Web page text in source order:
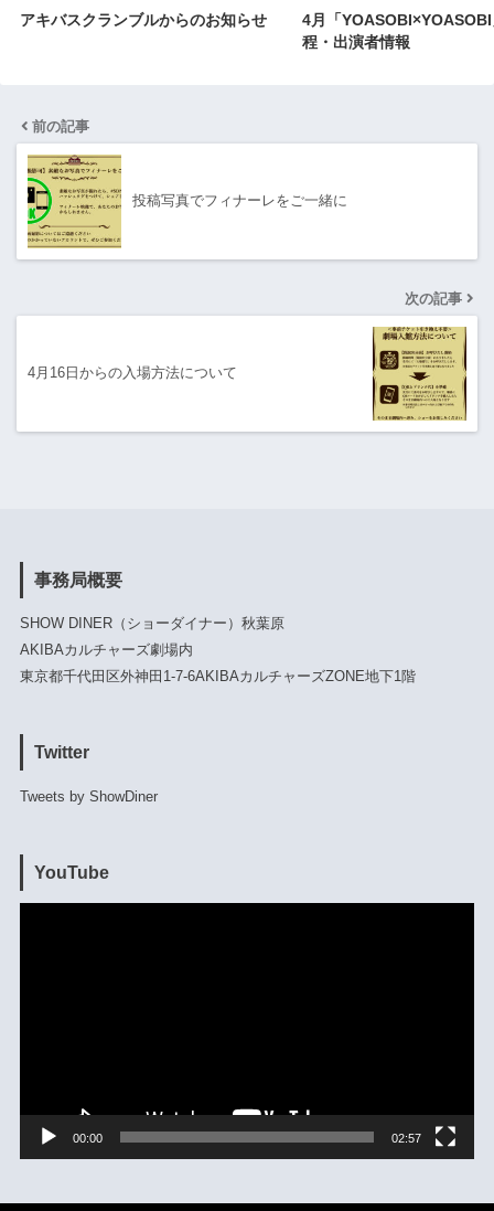
アキバスクランブルからのお知らせ
4月「
程・出演者情報
前の記事
投稿写真でフィナーレをご一緒に
次の記事
4月16日からの入場方法について
事務局概要
SHOW DINER（ショーダイナー）秋葉原
AKIBAカルチャーズ劇場内
東京都千代田区外神田1-7-6AKIBAカルチャーズZONE地下1階
Twitter
Tweets by ShowDiner
YouTube
00:00 02:57